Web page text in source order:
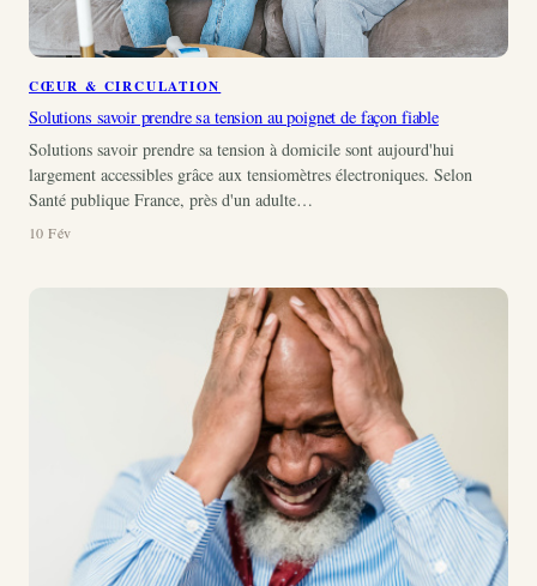
CŒUR & CIRCULATION
Solutions savoir prendre sa tension au poignet de façon fiable
Solutions savoir prendre sa tension à domicile sont aujourd'hui
largement accessibles grâce aux tensiomètres électroniques. Selon
Santé publique France, près d'un adulte…
10 Fév